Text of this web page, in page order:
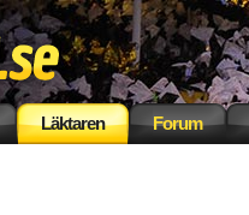
Läktaren Forum